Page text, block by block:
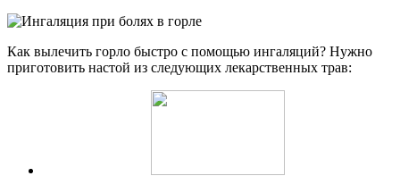
Как вылечить горло быстро с помощью ингаляций? Нужно
приготовить настой из следующих лекарственных трав: